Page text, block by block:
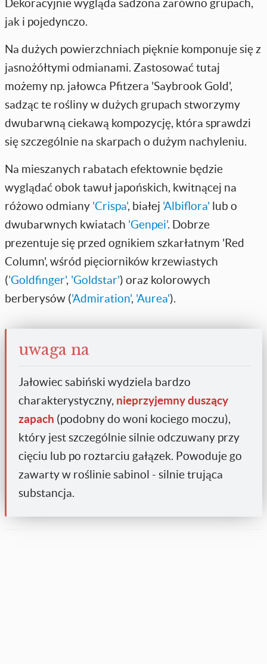
Dekoracyjnie wygląda sadzona zarówno grupach,
jak i pojedynczo.
Na dużych powierzchniach pięknie komponuje się z
jasnożółtymi odmianami. Zastosować tutaj
możemy np. jałowca Pfitzera 'Saybrook Gold',
sadząc te rośliny w dużych grupach stworzymy
dwubarwną ciekawą kompozycję, która sprawdzi
się szczególnie na skarpach o dużym nachyleniu.
Na mieszanych rabatach efektownie będzie
wyglądać obok tawuł japońskich, kwitnącej na
różowo odmiany 'Crispa', białej 'Albiflora' lub o
dwubarwnych kwiatach 'Genpei'. Dobrze
prezentuje się przed ognikiem szkarłatnym 'Red
Column', wśród pięciorników krzewiastych
('Goldfinger', 'Goldstar') oraz kolorowych
berberysów ('Admiration', 'Aurea').
uwaga na
Jałowiec sabiński wydziela bardzo
charakterystyczny, nieprzyjemny duszący
zapach (podobny do woni kociego moczu),
który jest szczególnie silnie odczuwany przy
cięciu lub po roztarciu gałązek. Powoduje go
zawarty w roślinie sabinol - silnie trująca
substancja.